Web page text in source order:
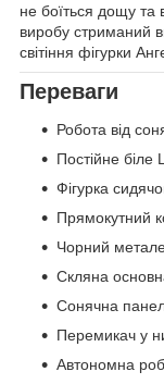
не боїться дощу та
виробу стриманий
світіння фігурки
Переваги
Робота від
Постійне біле
Фігурка
Прямокутний
Чорний
Скляна
Сонячна
Перемикач у
Автономна